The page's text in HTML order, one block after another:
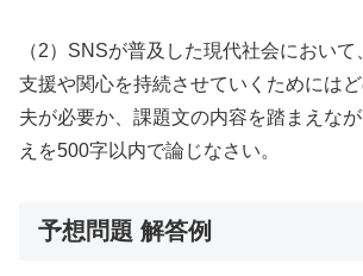
（2）SNSが普及した現代社会におい
支援や関心を持続させていくためには
夫が必要か、課題文の内容を踏まえな
えを500字以内で論じなさい。
予想問題 解答例